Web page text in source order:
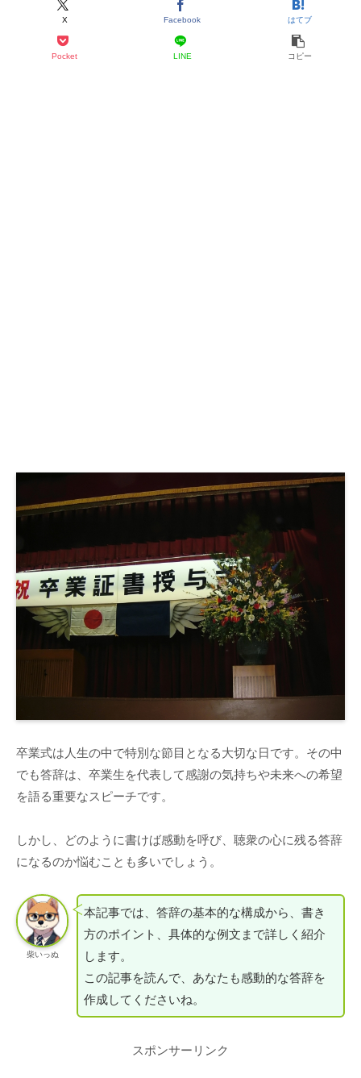
X Facebook はてブ
Pocket LINE コピー
卒業式は人生の中で特別な節目となる大切な日です。その中
でも答辞は、卒業生を代表して感謝の気持ちや未来への希望
を語る重要なスピーチです。
しかし、どのように書けば感動を呼び、聴衆の心に残る答辞
になるのか悩むことも多いでしょう。
柴いっぬ
本記事では、答辞の基本的な構成から、書き
方のポイント、具体的な例文まで詳しく紹介
します。
この記事を読んで、あなたも感動的な答辞を
作成してくださいね。
スポンサーリンク